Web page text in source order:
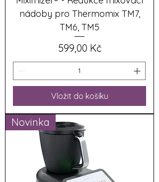
nádoby pro Thermomix TM7,
TM6, TM5
Cena
599,00 Kč
Vložit do košíku
Novinka